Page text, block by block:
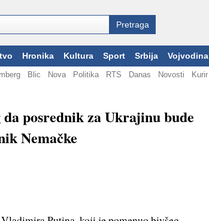
Hronika Kultura Sport Srbija Vojvodina
Blic Nova Politika RTS Danas Novosti Kurir
posrednik za Ukrajinu bude
Nemačke